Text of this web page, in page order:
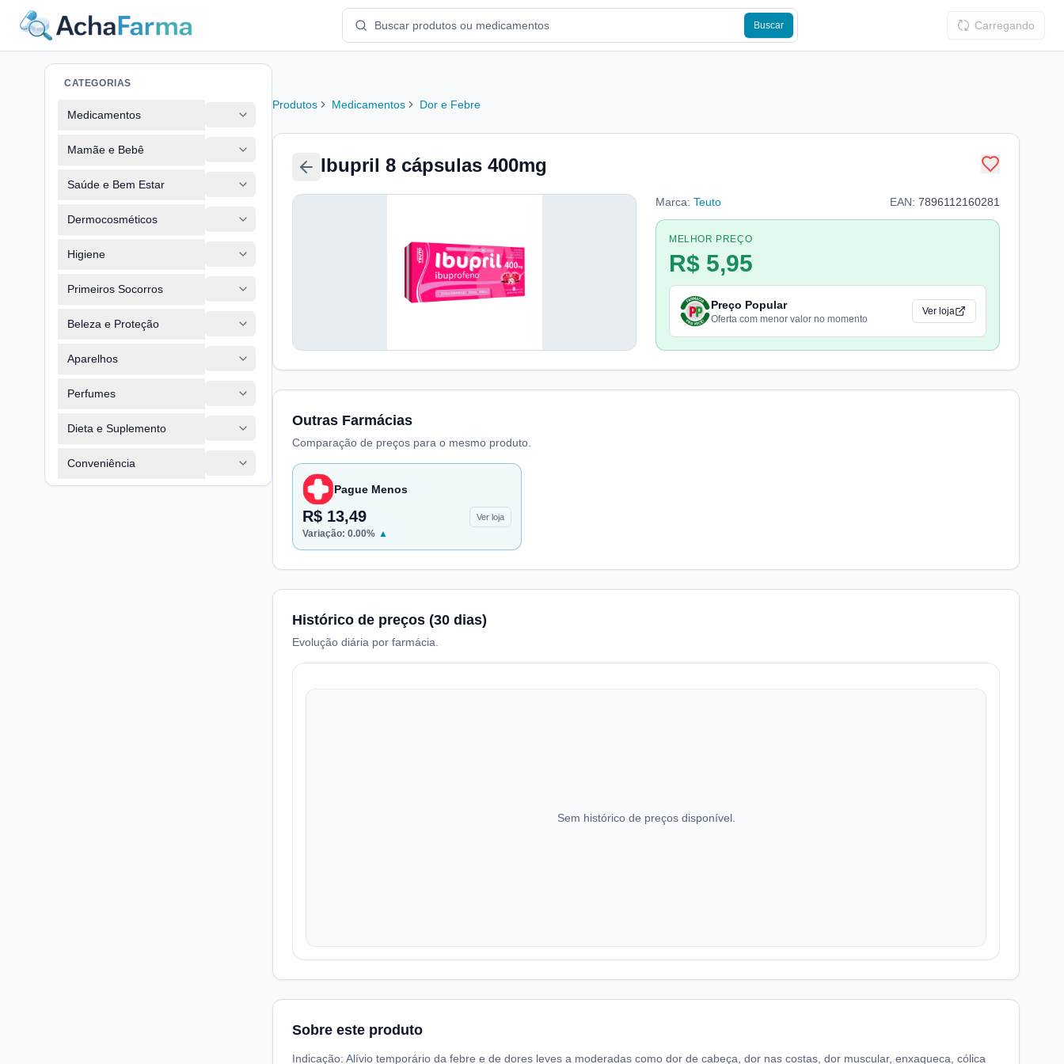
Buscar Carregando
CATEGORIAS
Medicamentos
Mamãe e Bebê
Saúde e Bem Estar
Dermocosméticos
Higiene
Primeiros Socorros
Beleza e Proteção
Aparelhos
Perfumes
Dieta e Suplemento
Conveniência
Produtos Medicamentos Dor e Febre
Ibupril 8 cápsulas 400mg
Marca: Teuto EAN: 7896112160281
MELHOR PREÇO
R$ 5,95
Preço Popular
Oferta com menor valor no momento
Ver loja
Outras Farmácias
Comparação de preços para o mesmo produto.
Pague Menos
R$ 13,49 Ver loja
Variação: 0.00% ▲
Histórico de preços (30 dias)
Evolução diária por farmácia.
Sem histórico de preços disponível.
Sobre este produto
Indicação: Alívio temporário da febre e de dores leves a moderadas como dor de cabeça, dor nas costas, dor muscular, enxaqueca, cólica